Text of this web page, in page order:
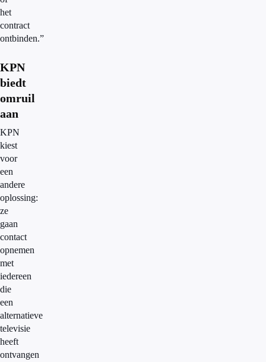
het
contract
ontbinden.”
KPN
biedt
omruil
aan
KPN
kiest
voor
een
andere
oplossing:
ze
gaan
contact
opnemen
met
iedereen
die
een
alternatieve
televisie
heeft
ontvangen